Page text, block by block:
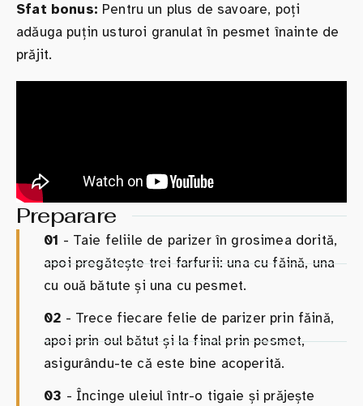
Sfat bonus: Pentru un plus de savoare, poți
adăuga puțin usturoi granulat în pesmet înainte de
prăjit.
Preparare
01 - Taie feliile de parizer în grosimea dorită,
apoi pregătește trei farfurii: una cu făină, una
cu ouă bătute și una cu pesmet.
02 - Trece fiecare felie de parizer prin făină,
apoi prin oul bătut și la final prin pesmet,
asigurându-te că este bine acoperită.
03 - Încinge uleiul într-o tigaie și prăjește